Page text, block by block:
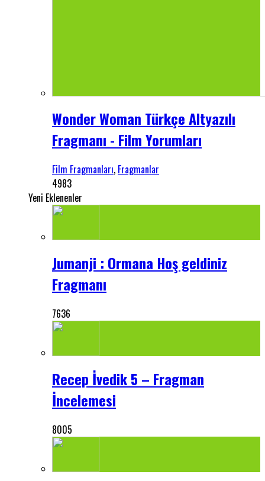
Wonder Woman Türkçe Altyazılı
Fragmanı - Film Yorumları
Film Fragmanları, Fragmanlar
4983
Yeni Eklenenler
Jumanji : Ormana Hoş geldiniz
Fragmanı
7636
Recep İvedik 5 – Fragman
İncelemesi
8005